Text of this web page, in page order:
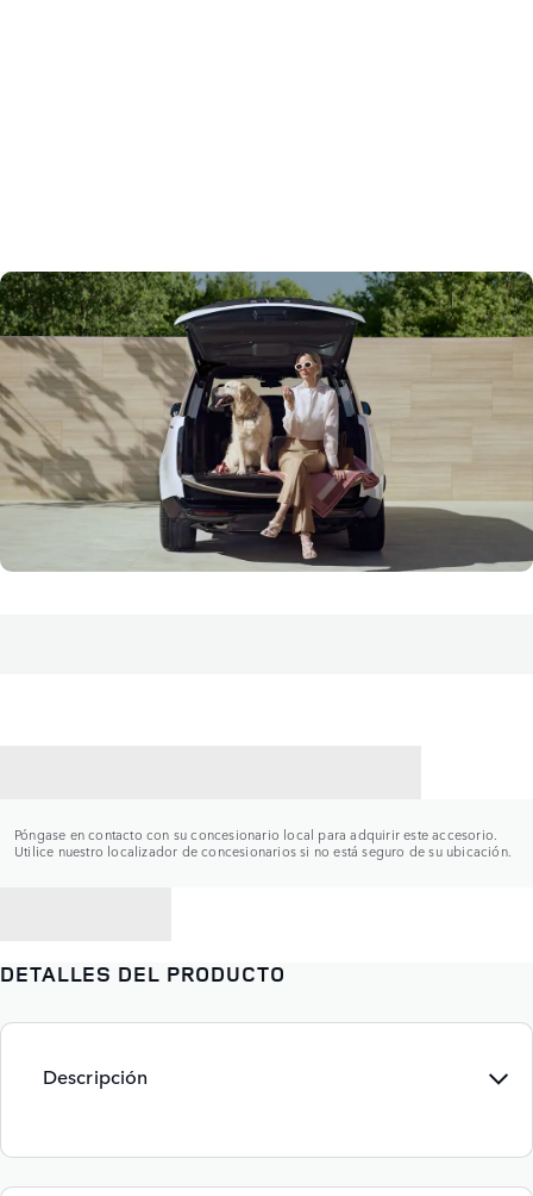
Póngase en contacto con su concesionario local para adquirir este accesorio.
Utilice nuestro localizador de concesionarios si no está seguro de su ubicación.
DETALLES DEL PRODUCTO
Descripción